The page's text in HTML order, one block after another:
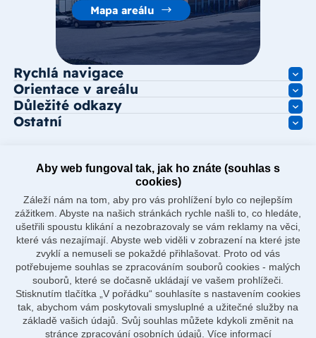
Mapa areálu
Rychlá navigace
Orientace v areálu
Důležité odkazy
Ostatní
Aby web fungoval tak, jak ho znáte (souhlas s
cookies)
Záleží nám na tom, aby pro vás prohlížení bylo co nejlepším
zážitkem. Abyste na našich stránkách rychle našli to, co hledáte,
ušetřili spoustu klikání a nezobrazovaly se vám reklamy na věci,
které vás nezajímají. Abyste web viděli v zobrazení na které jste
zvyklí a nemuseli se pokaždé přihlašovat. Proto od vás
potřebujeme souhlas se zpracováním souborů cookies - malých
souborů, které se dočasně ukládají ve vašem prohlížeči.
Stisknutím tlačítka „V pořádku“ souhlasíte s nastavením cookies
tak, abychom vám poskytovali smysluplné a užitečné služby na
základě vašich údajů. Svůj souhlas můžete kdykoli změnit na
stránce zpracování osobních údajů. Více informací